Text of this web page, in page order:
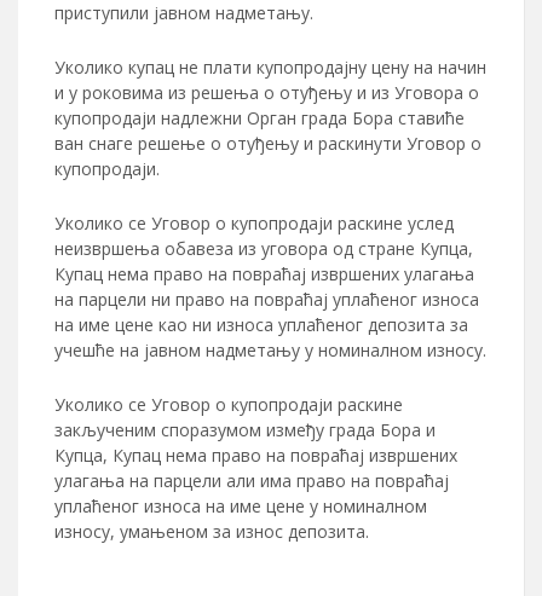
приступили јавном надметању.
Уколико купац не плати купопродајну цену на начин
и у роковима из решења о отуђењу и из Уговора о
купопродаји надлежни Орган града Бора ставиће
ван снаге решење о отуђењу и раскинути Уговор о
купопродаји.
Уколико се Уговор о купопродаји раскине услед
неизвршења обавеза из уговора од стране Купца,
Купац нема право на повраћај извршених улагања
на парцели ни право на повраћај уплаћеног износа
на име цене као ни износа уплаћеног депозита за
учешће на јавном надметању у номиналном износу.
Уколико се Уговор о купопродаји раскине
закљученим споразумом између града Бора и
Купца, Купац нема право на повраћај извршених
улагања на парцели али има право на повраћај
уплаћеног износа на име цене у номиналном
износу, умањеном за износ депозита.